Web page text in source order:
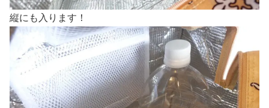
縦にも入ります！